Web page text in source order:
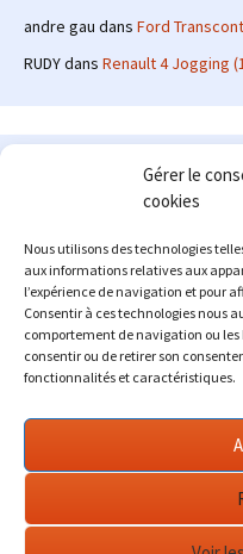
Gérer le
cookies
Nous utilisons des technologies
aux informations relatives aux
l’expérience de navigation et pour
Consentir à ces technologies nous
comportement de navigation ou les
consentir ou de retirer son
fonctionnalités et caractéristiques.
andre gau dans Ford
RUDYdans Renault 4 Jogging
Le site en quelques
: passionné
internet à partir de 2009 au
succès. Fin 2013, je décide
avec mon propre site :
Me contacter :